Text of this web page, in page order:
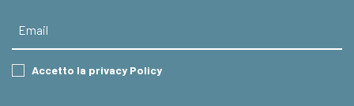
Consent
Accetto la privacy Policy